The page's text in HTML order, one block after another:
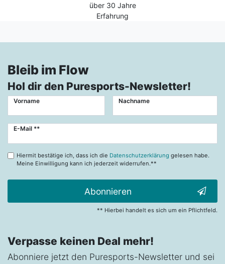
über 30 Jahre
Erfahrung
Bleib im Flow
Hol dir den Puresports-Newsletter!
Vorname Nachname
E-Mail **
Newsletter
Hiermit bestätige ich, dass ich die Datenschutzerklärung gelesen habe.
Meine Einwilligung kann ich jederzeit widerrufen.**
Abonnieren
** Hierbei handelt es sich um ein Pflichtfeld.
Verpasse keinen Deal mehr!
Abonniere jetzt den Puresports-Newsletter und sei